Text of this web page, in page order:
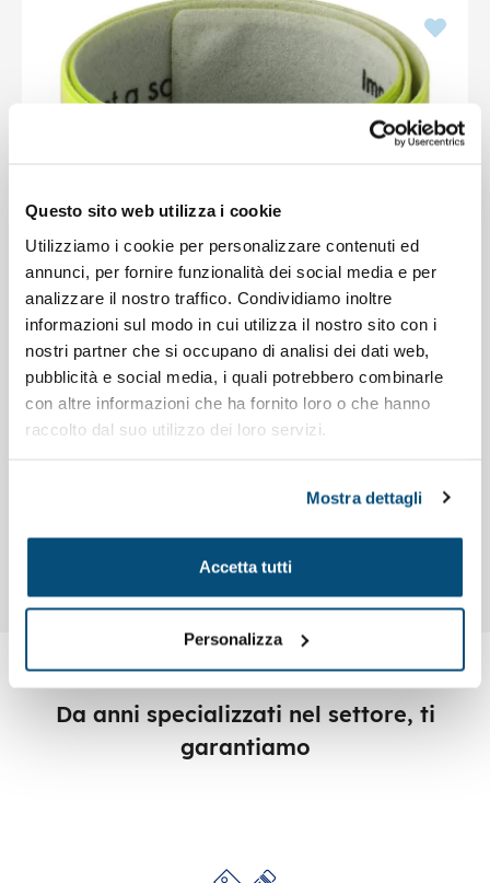
Questo sito web utilizza i cookie
Utilizziamo i cookie per personalizzare contenuti ed
annunci, per fornire funzionalità dei social media e per
analizzare il nostro traffico. Condividiamo inoltre
informazioni sul modo in cui utilizza il nostro sito con i
nostri partner che si occupano di analisi dei dati web,
pubblicità e social media, i quali potrebbero combinarle
con altre informazioni che ha fornito loro o che hanno
raccolto dal suo utilizzo dei loro servizi.
Mostra dettagli
Accetta tutti
Personalizza
PVC
Da anni specializzati nel settore, ti
garantiamo